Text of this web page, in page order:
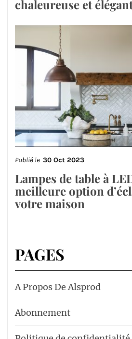
chaleureuse et
Publié le 30 Oct 2023
Lampes de table à
meilleure option
votre maison
PAGES
A Propos De Alsprod
Abonnement